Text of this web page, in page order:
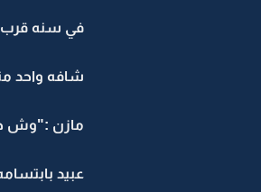
في سنه قرب
شافه واحد
مازن :"وش
عبيد